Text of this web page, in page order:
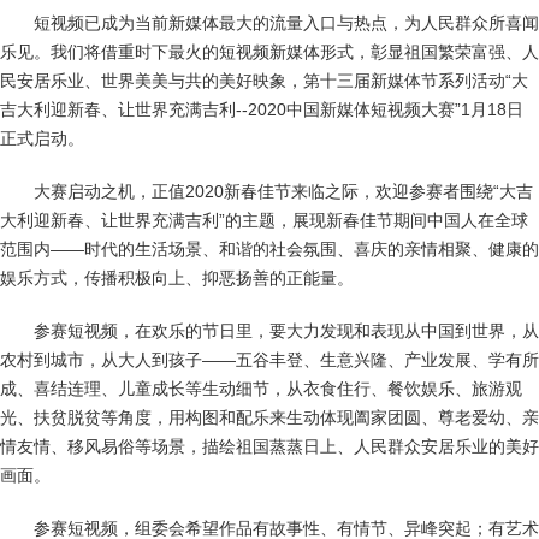
短视频已成为当前新媒体最大的流量入口与热点，为人民群众所喜闻
乐见。我们将借重时下最火的短视频新媒体形式，彰显祖国繁荣富强、人
民安居乐业、世界美美与共的美好映象，第十三届新媒体节系列活动“大
吉大利迎新春、让世界充满吉利--2020中国新媒体短视频大赛”1月18日
正式启动。
大赛启动之机，正值2020新春佳节来临之际，欢迎参赛者围绕“大吉
大利迎新春、让世界充满吉利”的主题，展现新春佳节期间中国人在全球
范围内——时代的生活场景、和谐的社会氛围、喜庆的亲情相聚、健康的
娱乐方式，传播积极向上、抑恶扬善的正能量。
参赛短视频，在欢乐的节日里，要大力发现和表现从中国到世界，从
农村到城市，从大人到孩子——五谷丰登、生意兴隆、产业发展、学有所
成、喜结连理、儿童成长等生动细节，从衣食住行、餐饮娱乐、旅游观
光、扶贫脱贫等角度，用构图和配乐来生动体现阖家团圆、尊老爱幼、亲
情友情、移风易俗等场景，描绘祖国蒸蒸日上、人民群众安居乐业的美好
画面。
参赛短视频，组委会希望作品有故事性、有情节、异峰突起；有艺术